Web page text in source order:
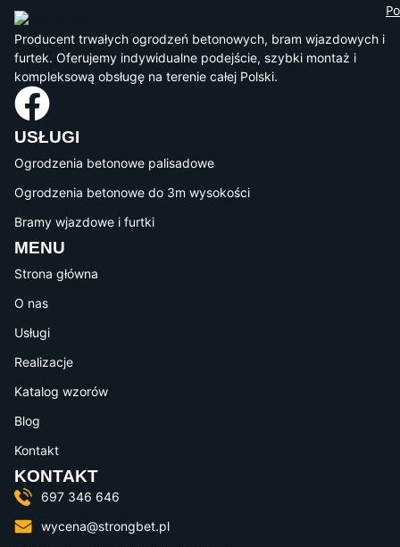
Producent trwałych ogrodzeń betonowych, bram wjazdowych i
furtek. Oferujemy indywidualne podejście, szybki montaż i
kompleksową obsługę na terenie całej Polski.
USŁUGI
Ogrodzenia betonowe palisadowe
Ogrodzenia betonowe do 3m wysokości
Bramy wjazdowe i furtki
MENU
Strona główna
O nas
Usługi
Realizacje
Katalog wzorów
Blog
Kontakt
KONTAKT
697 346 646
wycena@strongbet.pl